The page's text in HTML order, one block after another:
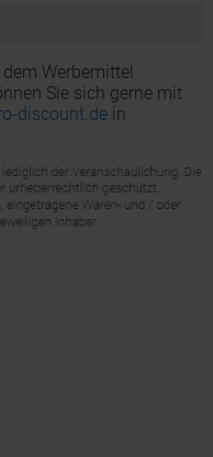
Werbemittel
Sie sich gerne mit
discount.de in